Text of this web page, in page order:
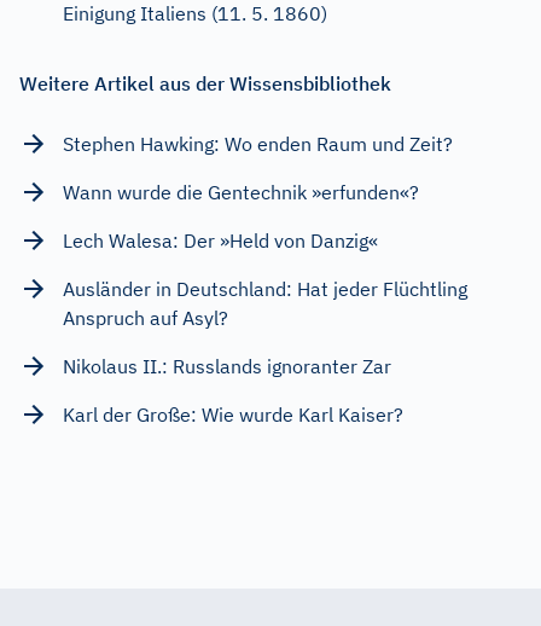
Einigung Italiens (11. 5. 1860)
Weitere Artikel aus der Wissensbibliothek
Stephen Hawking: Wo enden Raum und Zeit?
Wann wurde die Gentechnik »erfunden«?
Lech Walesa: Der »Held von Danzig«
Ausländer in Deutschland: Hat jeder Flüchtling
Anspruch auf Asyl?
Nikolaus II.: Russlands ignoranter Zar
Karl der Große: Wie wurde Karl Kaiser?